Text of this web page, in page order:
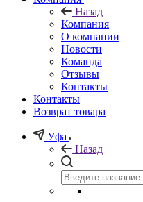
Назад
Компания
О компании
Новости
Команда
Отзывы
Контакты
Контакты
Возврат товара
Уфа
Назад